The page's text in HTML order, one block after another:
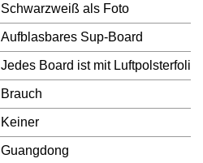
Schwarzweiß als Foto
Aufblasbares Sup-Board
Jedes Board ist mit
Brauch
Keiner
Guangdong